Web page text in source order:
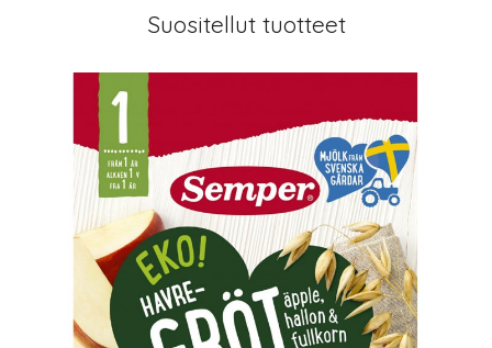
Suositellut tuotteet